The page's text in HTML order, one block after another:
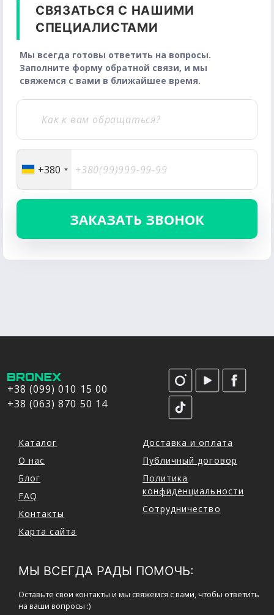
СВЯЗАТЬСЯ С НАШИМИ
СПЕЦИАЛИСТАМИ
Мы всегда готовы ответить на вопросы.
Заполните форму обратной связи, и мы
свяжемся с вами в ближайшее время.
+380
+38 (099) 010 15 00
+38 (063) 870 50 14
Каталог
О нас
Блог
FAQ
Контакты
Карта сайта
Доставка и оплата
Публичный договор
Политика
конфиденциальности
Сотрудничество
МЫ ВСЕГДА РАДЫ ПОМОЧЬ:
Оставьте свои контакты и мы свяжемся с вами, чтобы ответить
на ваши вопросы :)